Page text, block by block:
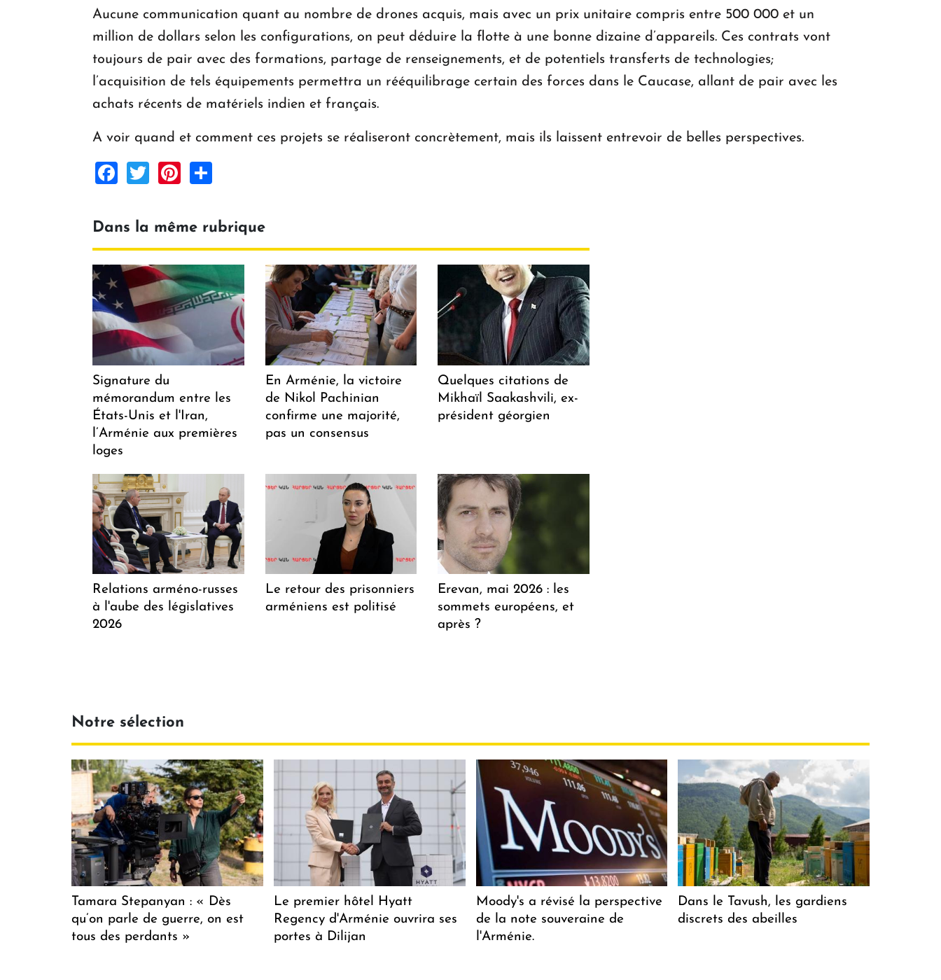
Aucune communication quant au nombre de drones acquis, mais avec un prix unitaire compris entre 500 000 et un
million de dollars selon les configurations, on peut déduire la flotte à une bonne dizaine d’appareils. Ces contrats vont
toujours de pair avec des formations, partage de renseignements, et de potentiels transferts de technologies;
l’acquisition de tels équipements permettra un rééquilibrage certain des forces dans le Caucase, allant de pair avec les
achats récents de matériels indien et français.
A voir quand et comment ces projets se réaliseront concrètement, mais ils laissent entrevoir de belles perspectives.
Facebook
TwitterPinterest
Dans la même rubrique
Signature du
mémorandum entre les
États-Unis et l'Iran,
l’Arménie aux premières
loges
En Arménie, la victoire
de Nikol Pachinian
confirme une majorité,
pas un consensus
Quelques citations de
Mikhaïl Saakashvili, ex-
président géorgien
Relations arméno-russes
à l'aube des législatives
2026
Le retour des prisonniers
arméniens est politisé
Erevan, mai 2026 : les
sommets européens, et
après ?
Notre sélection
Tamara Stepanyan : « Dès
qu’on parle de guerre, on est
tous des perdants »
Le premier hôtel Hyatt
Regency d'Arménie ouvrira ses
portes à Dilijan
Moody's a révisé la perspective
de la note souveraine de
l'Arménie.
Dans le Tavush, les gardiens
discrets des abeilles